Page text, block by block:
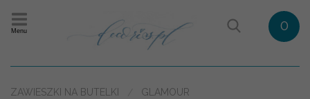
Menu 0
ZAWIESZKI NA BUTELKI GLAMOUR